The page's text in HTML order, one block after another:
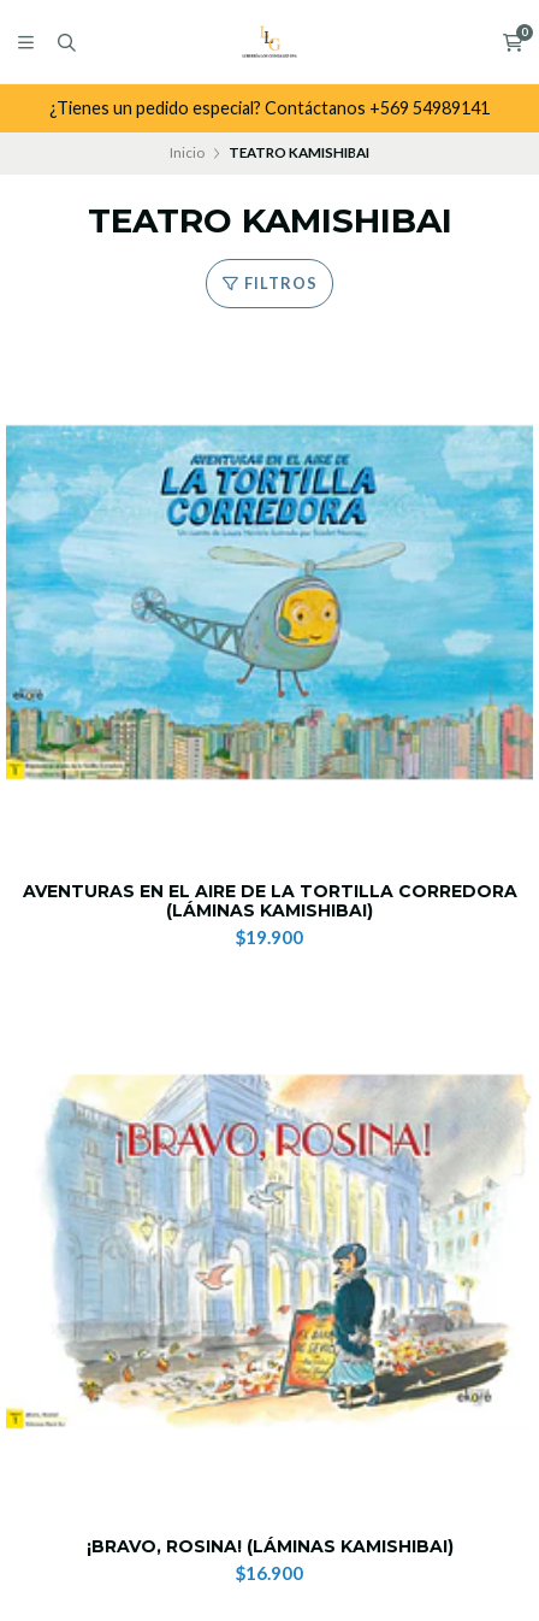
0
¿Tienes un pedido especial? Contáctanos +569 54989141
Inicio TEATRO KAMISHIBAI
TEATRO KAMISHIBAI
FILTROS
AVENTURAS EN EL AIRE DE LA TORTILLA CORREDORA
(LÁMINAS KAMISHIBAI)
$19.900
¡BRAVO, ROSINA! (LÁMINAS KAMISHIBAI)
$16.900